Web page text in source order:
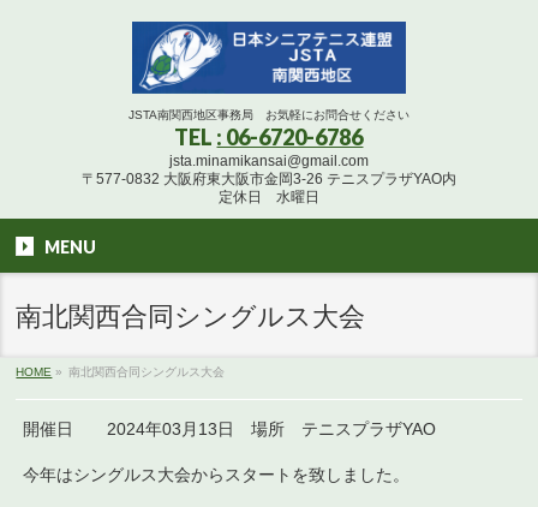
JSTA南関西地区事務局 お気軽にお問合せください
TEL : 06-6720-6786
jsta.minamikansai@gmail.com
〒577-0832 大阪府東大阪市金岡3-26 テニスプラザYAO内
定休日 水曜日
MENU
南北関西合同シングルス大会
HOME » 南北関西合同シングルス大会
開催日 2024年03月13日 場所 テニスプラザYAO
今年はシングルス大会からスタートを致しました。